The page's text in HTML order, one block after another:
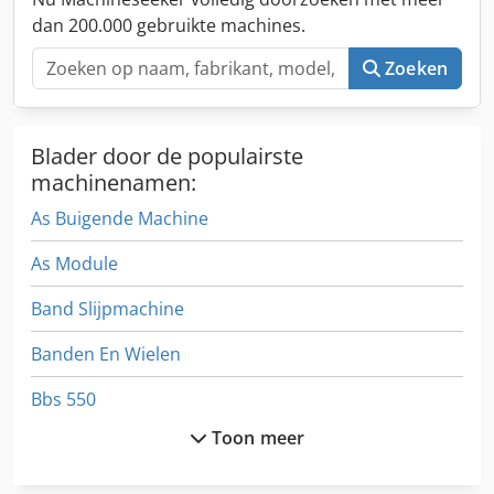
tussen de centra (1): 2.800 mm maximaal spiraalhoek: +/-
90° Aantal tanden van het werkstuk: 1 - 999 Maximaal.
werkstukgewicht: 250 kg Werkruimte: Hartafstand tussen
werkstuk en gereedschapsas: 355–170 mm Radiale slag:
185 mm Axiale slag: 3.000 mm Draaihoek: +/- 90°
dan 200.000 gebruikte machines.
Zoeken
Blader door de populairste
machinenamen:
As Buigende Machine
As Module
Band Slijpmachine
Banden En Wielen
Bbs 550
Cnc Freesmachine Met Gereedschapswisselaar
Toon meer